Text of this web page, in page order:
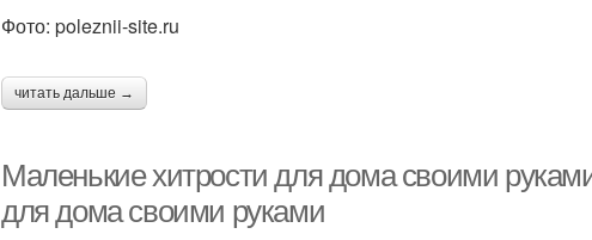
Фото: poleznii-site.ru
читать дальше →
Маленькие хитрости для дома своими
для дома своими руками